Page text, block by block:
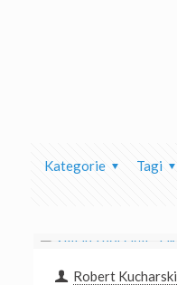
Kategorie Tagi
Robert Kucharski